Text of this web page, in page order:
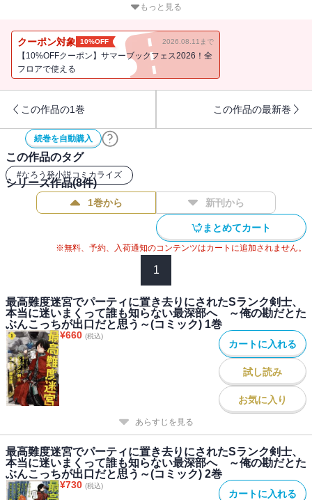
に、ある人物が迷宮内に現れ・・・。方向音痴と方向音痴が出会う
のドタバタ異世界ファンタジー、コミカライズ第２巻！※「小説家
になろう」は株式会社ヒナプロジェクトの登録商標です。
もっと見る
クーポン対象 10%OFF 2026.08.11まで
【10%OFFクーポン】サマーブックフェス2026！全
フロアで使える
この作品の1巻 この作品の最新巻
続巻を自動購入
この作品のタグ
#なろう発小説コミカライズ
シリーズ作品(8件)
1巻から 新刊から
まとめてカート
※無料、予約、入荷通知のコンテンツはカートに追加されません。
1
最高難度迷宮でパーティに置き去りにされたSランク剣士、
本当に迷いまくって誰も知らない最深部へ ～俺の勘だとた
ぶんこっちが出口だと思う～(コミック) 1巻
¥660 (税込)
カートに入れる
試し読み
お気に入り
あらすじを見る
最高難度迷宮でパーティに置き去りにされたSランク剣士、
本当に迷いまくって誰も知らない最深部へ ～俺の勘だとた
ぶんこっちが出口だと思う～(コミック) 2巻
¥730 (税込)
カートに入れる